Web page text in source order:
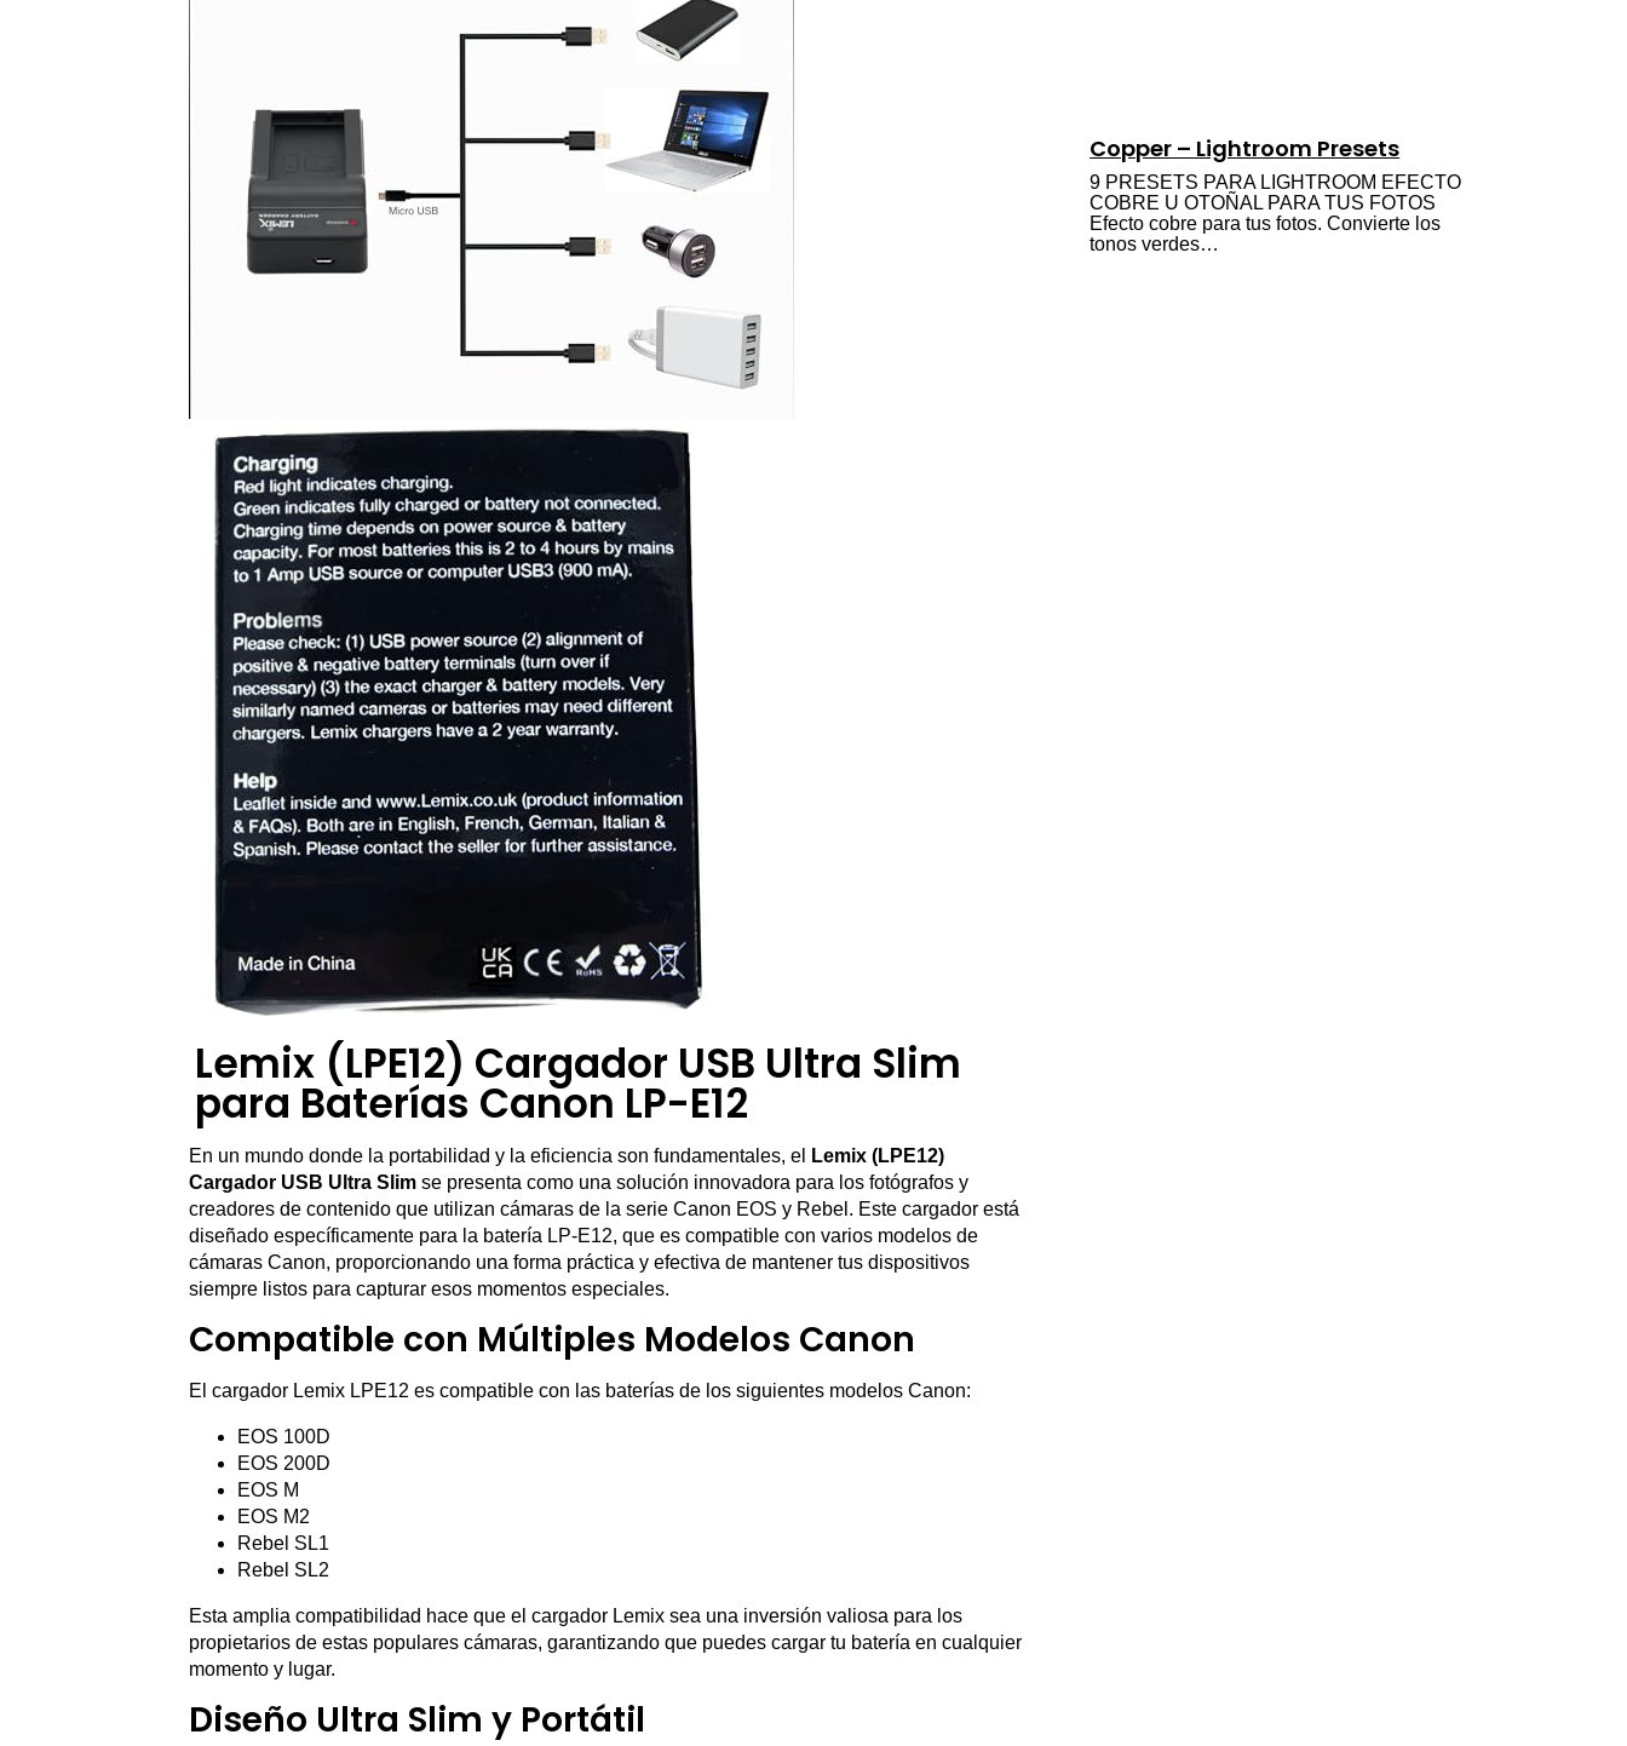
Lemix (LPE12) Cargador USB Ultra Slim
para Baterías Canon LP-E12
En un mundo donde la portabilidad y la eficiencia son fundamentales, el
Lemix (LPE12)
Cargador USB Ultra Slimse presenta como una solución innovadora para los fotógrafos y
creadores de contenido que utilizan cámaras de la serie Canon EOS y Rebel. Este cargador está
diseñado específicamente para la batería LP-E12, que es compatible con varios modelos de
cámaras Canon, proporcionando una forma práctica y efectiva de mantener tus dispositivos
siempre listos para capturar esos momentos especiales.
Compatible con Múltiples Modelos Canon
El cargador Lemix LPE12 es compatible con las baterías de los siguientes modelos Canon:
EOS 100D
EOS 200D
EOS M
EOS M2
Rebel SL1
Rebel SL2
Esta amplia compatibilidad hace que el cargador Lemix sea una inversión valiosa para los
propietarios de estas populares cámaras, garantizando que puedes cargar tu batería en cualquier
momento y lugar.
Diseño Ultra Slim y Portátil
Copper – Lightroom Presets
9 PRESETS PARA LIGHTROOM EFECTO
COBRE U OTOÑAL PARA TUS FOTOS
Efecto cobre para tus fotos. Convierte los
tonos verdes…